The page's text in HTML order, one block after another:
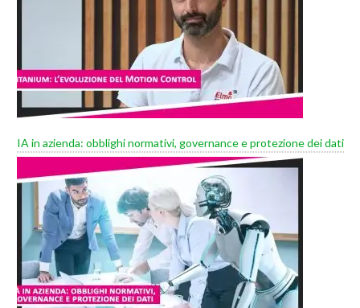
IA in azienda: obblighi normativi, governance e protezione dei dati